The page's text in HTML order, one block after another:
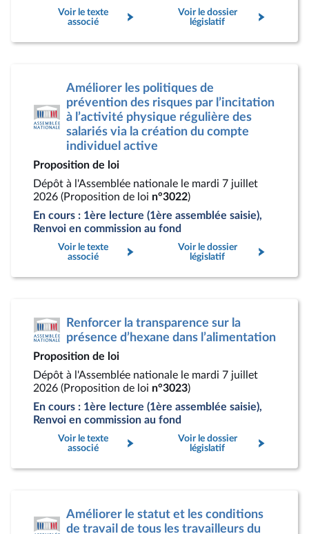
Voir le texte
associé
Voir le dossier
législatif
Améliorer les politiques de
prévention des risques par l’incitation
à l’activité physique régulière des
salariés via la création du compte
individuel active
Proposition de loi
Dépôt à l'Assemblée nationale le mardi 7 juillet
2026 (Proposition de loi n°3022)
En cours : 1ère lecture (1ère assemblée saisie),
Renvoi en commission au fond
Voir le texte
associé
Voir le dossier
législatif
Renforcer la transparence sur la
présence d’hexane dans l’alimentation
Proposition de loi
Dépôt à l'Assemblée nationale le mardi 7 juillet
2026 (Proposition de loi n°3023)
En cours : 1ère lecture (1ère assemblée saisie),
Renvoi en commission au fond
Voir le texte
associé
Voir le dossier
législatif
Améliorer le statut et les conditions
de travail de tous les travailleurs du